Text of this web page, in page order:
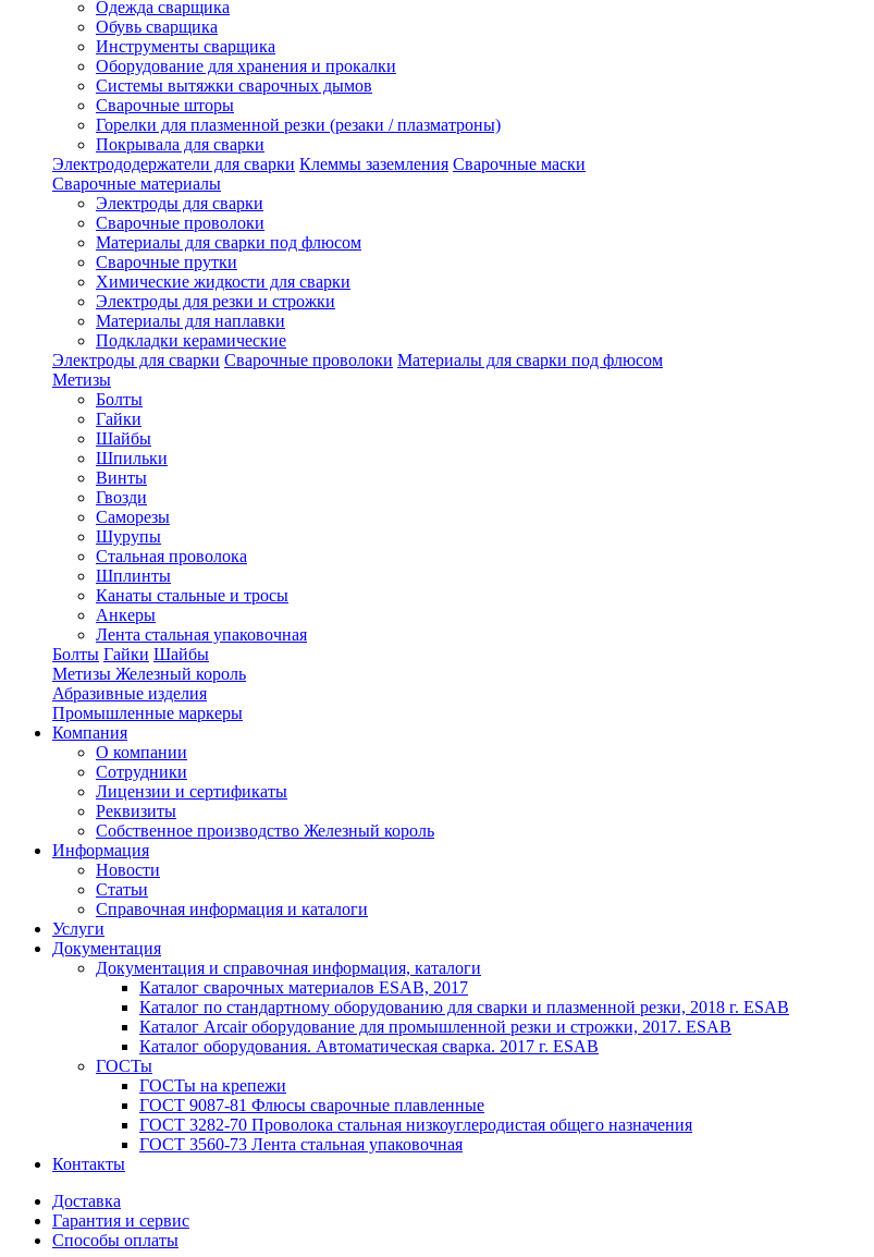
Одежда сварщика
Обувь сварщика
Инструменты сварщика
Оборудование для хранения и прокалки
Системы вытяжки сварочных дымов
Сварочные шторы
Горелки для плазменной резки (резаки / плазматроны)
Покрывала для сварки
Электрододержатели для сварки Клеммы заземления Сварочные маски
Сварочные материалы
Электроды для сварки
Сварочные проволоки
Материалы для сварки под флюсом
Сварочные прутки
Химические жидкости для сварки
Электроды для резки и строжки
Материалы для наплавки
Подкладки керамические
Электроды для сварки Сварочные проволоки Материалы для сварки под флюсом
Метизы
Болты
Гайки
Шайбы
Шпильки
Винты
Гвозди
Саморезы
Шурупы
Стальная проволока
Шплинты
Канаты стальные и тросы
Анкеры
Лента стальная упаковочная
Болты Гайки Шайбы
Метизы Железный король
Абразивные изделия
Промышленные маркеры
Компания
О компании
Сотрудники
Лицензии и сертификаты
Реквизиты
Собственное производство Железный король
Информация
Новости
Статьи
Справочная информация и каталоги
Услуги
Документация
Документация и справочная информация, каталоги
Каталог сварочных материалов ESAB, 2017
Каталог по стандартному оборудованию для сварки и плазменной резки, 2018 г. ESAB
Каталог Arcair оборудование для промышленной резки и строжки, 2017. ESAB
Каталог оборудования. Автоматическая сварка. 2017 г. ESAB
ГОСТы
ГОСТы на крепежи
ГОСТ 9087-81 Флюсы сварочные плавленные
ГОСТ 3282-70 Проволока стальная низкоуглеродистая общего назначения
ГОСТ 3560-73 Лента стальная упаковочная
Контакты
Доставка
Гарантия и сервис
Способы оплаты